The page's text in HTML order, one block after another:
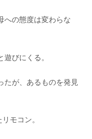
への態度は変わらな
びにくる。
たが、あるものを発見
モコン。